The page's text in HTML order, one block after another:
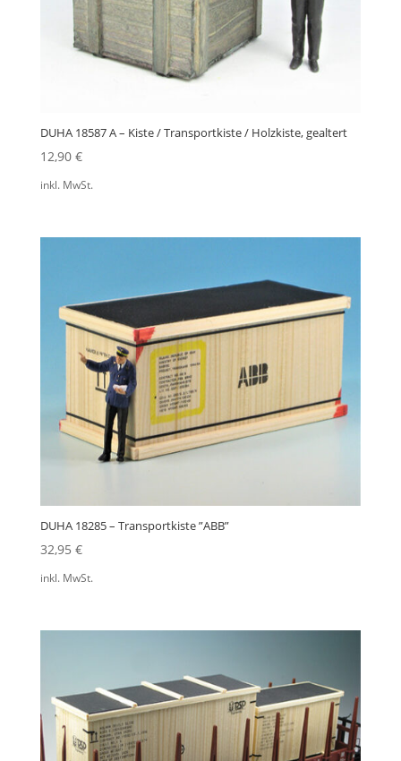
DUHA 18587 A – Kiste / Transportkiste / Holzkiste, gealtert
12,90 €
inkl. MwSt.
DUHA 18285 – Transportkiste ”ABB”
32,95 €
inkl. MwSt.